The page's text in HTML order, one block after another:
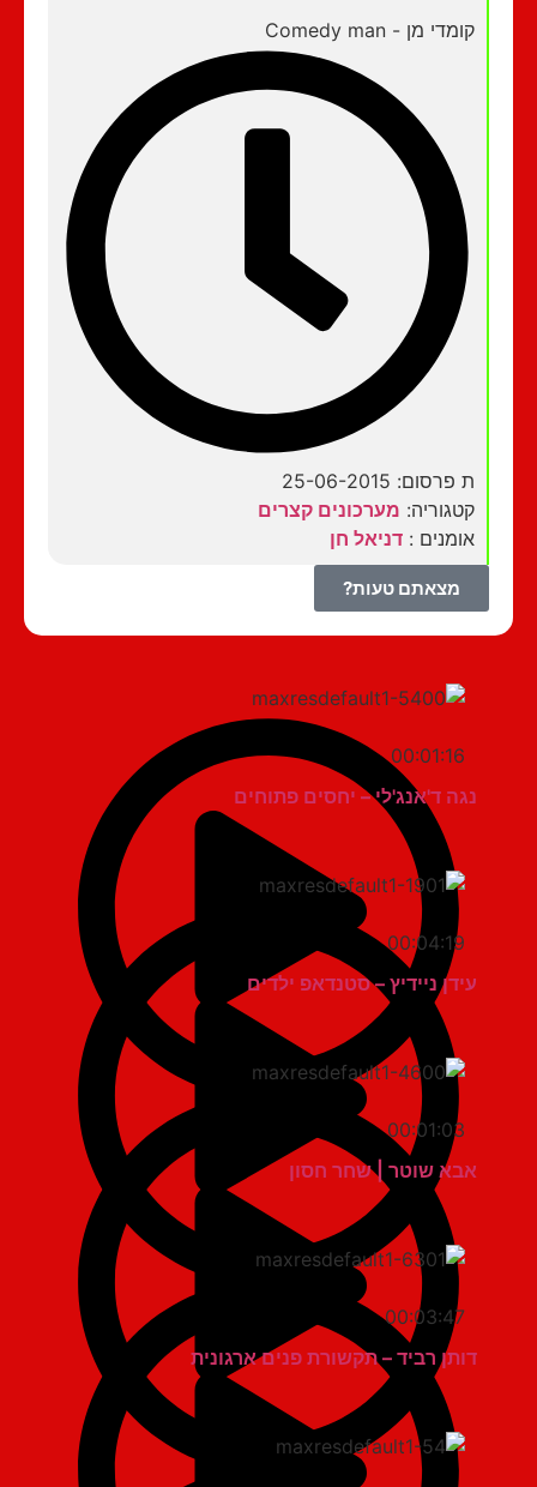
קומדי מן - Comedy man
ת פרסום: 25-06-2015
קטגוריה:מערכונים קצרים
אומנים :דניאל חן
מצאתם טעות?
00:01:16
נגה ד'אנג'לי – יחסים פתוחים
00:04:19
עידן ניידיץ – סטנדאפ ילדים
00:01:03
אבא שוטר | שחר חסון
00:03:47
דותן רביד – תקשורת פנים ארגונית